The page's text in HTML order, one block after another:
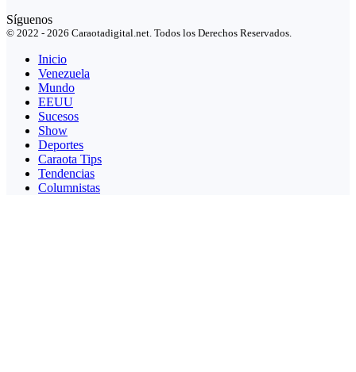
Síguenos
© 2022 - 2026 Caraotadigital.net. Todos los Derechos Reservados.
Inicio
Venezuela
Mundo
EEUU
Sucesos
Show
Deportes
Caraota Tips
Tendencias
Columnistas